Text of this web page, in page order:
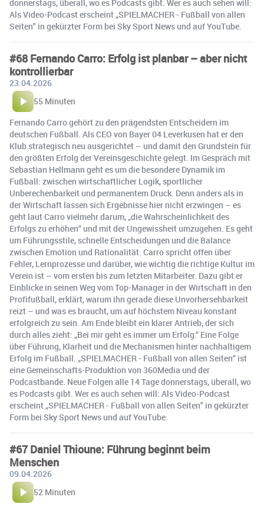
donnerstags, überall, wo es Podcasts gibt. Wer es auch sehen will:
Als Video-Podcast erscheint „SPIELMACHER - Fußball von allen
Seiten" in gekürzter Form bei Sky Sport News und auf YouTube.
#68 Fernando Carro: Erfolg ist planbar – aber nicht
kontrollierbar
23.04.2026
55 Minuten
Fernando Carro gehört zu den prägendsten Entscheidern im
deutschen Fußball. Als CEO von Bayer 04 Leverkusen hat er den
Klub strategisch neu ausgerichtet – und damit den Grundstein für
den größten Erfolg der Vereinsgeschichte gelegt. Im Gespräch mit
Sebastian Hellmann geht es um die besondere Dynamik im
Fußball: zwischen wirtschaftlicher Logik, sportlicher
Unberechenbarkeit und permanentem Druck. Denn anders als in
der Wirtschaft lassen sich Ergebnisse hier nicht erzwingen – es
geht laut Carro vielmehr darum, „die Wahrscheinlichkeit des
Erfolgs zu erhöhen“ und mit der Ungewissheit umzugehen. Es geht
um Führungsstile, schnelle Entscheidungen und die Balance
zwischen Emotion und Rationalität. Carro spricht offen über
Fehler, Lernprozesse und darüber, wie wichtig die richtige Kultur im
Verein ist – vom ersten bis zum letzten Mitarbeiter. Dazu gibt er
Einblicke in seinen Weg vom Top-Manager in der Wirtschaft in den
Profifußball, erklärt, warum ihn gerade diese Unvorhersehbarkeit
reizt – und was es braucht, um auf höchstem Niveau konstant
erfolgreich zu sein. Am Ende bleibt ein klarer Antrieb, der sich
durch alles zieht: „Bei mir geht es immer um Erfolg.“ Eine Folge
über Führung, Klarheit und die Mechanismen hinter nachhaltigem
Erfolg im Fußball. „SPIELMACHER - Fußball von allen Seiten“ ist
eine Gemeinschafts-Produktion von 360Media und der
Podcastbande. Neue Folgen alle 14 Tage donnerstags, überall, wo
es Podcasts gibt. Wer es auch sehen will: Als Video-Podcast
erscheint „SPIELMACHER - Fußball von allen Seiten" in gekürzter
Form bei Sky Sport News und auf YouTube.
#67 Daniel Thioune: Führung beginnt beim
Menschen
09.04.2026
52 Minuten